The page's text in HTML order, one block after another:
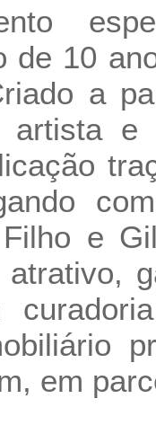
de 10
a
artista e
e
em